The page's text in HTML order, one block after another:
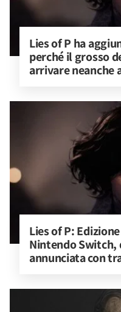
Lies of P ha
perché il grosso
arrivare neanche
Lies of P:
Nintendo Switch,
annunciata con